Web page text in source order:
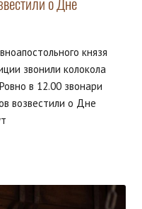
князя
звонили колокола
в 12.00 звонари
возвестили о Дне